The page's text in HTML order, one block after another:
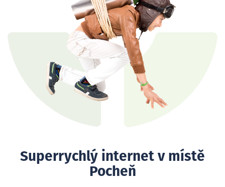
Superrychlý internet v místě
Pocheň